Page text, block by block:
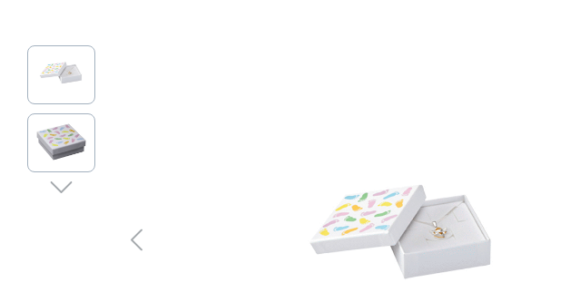
Omitir galería de imágenes